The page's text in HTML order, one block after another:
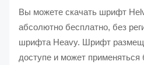
Вы можете скачать шрифт
абсолютно бесплатно, без
шрифта Heavy. Шрифт
доступе и может